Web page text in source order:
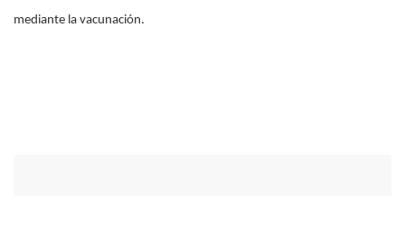
mediante la vacunación.